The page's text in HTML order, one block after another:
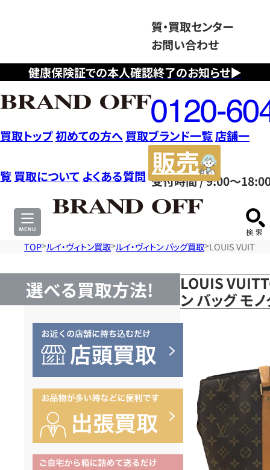
健康保険証での本人確認終了のお知らせ▶
質・買取センター
お問い合わせ
フ
リ
ー
ダ
イ
ヤ
ル
0120604117
受付時間 / 9:00～
買取トップ初めての方へ 買取ブランド一覧店舗一
覧 買取について よくある質問
サ
TOP ルイ・ヴィトン買取 ルイ・ヴィトン バッグ買取 LOUIS
選べる買取方法!
LOUIS
ン バッグ モ